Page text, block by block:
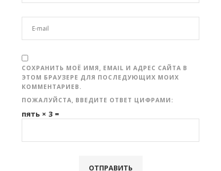
СОХРАНИТЬ МОЁ ИМЯ, EMAIL И АДРЕС САЙТА В
ЭТОМ БРАУЗЕРЕ ДЛЯ ПОСЛЕДУЮЩИХ МОИХ
КОММЕНТАРИЕВ.
ПОЖАЛУЙСТА, ВВЕДИТЕ ОТВЕТ ЦИФРАМИ:
пять × 3 =